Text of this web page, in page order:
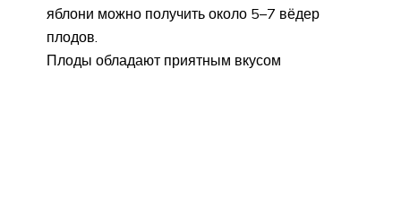
яблони можно получить около 5–7 вёдер
плодов.
Плоды обладают приятным вкусом